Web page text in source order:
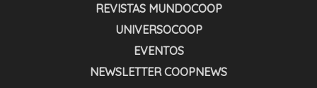
REVISTAS MUNDOCOOP
UNIVERSOCOOP
EVENTOS
NEWSLETTER COOPNEWS